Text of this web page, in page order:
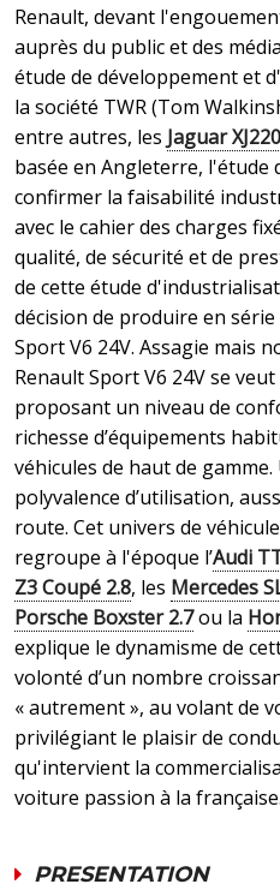
Renault, devant
auprès du public et des
étude de développement et
la société TWR (Tom
entre autres, les Jaguar XJ220
basée en Angleterre, l'étude
confirmer la faisabilité
avec le cahier des charges
qualité, de sécurité et de
de cette étude
décision de produire en
Sport V6 24V. Assagie mais
Renault Sport V6 24V se
proposant un niveau de
richesse d’équipements
véhicules de haut de
polyvalence d’utilisation,
route. Cet univers de
regroupe à l'époque l’Audi
Z3 Coupé 2.8, les Mercedes
Porsche Boxster 2.7ou la
explique le dynamisme de
volonté d’un nombre
« autrement », au volant de
privilégiant le plaisir de
qu'intervient la
voiture passion à la
PRESENTATION